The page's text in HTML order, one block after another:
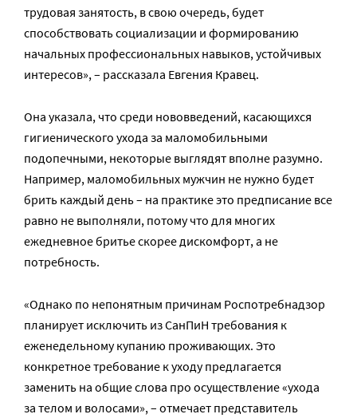
трудовая занятость, в свою очередь, будет
способствовать социализации и формированию
начальных профессиональных навыков, устойчивых
интересов», – рассказала Евгения Кравец.
Она указала, что среди нововведений, касающихся
гигиенического ухода за маломобильными
подопечными, некоторые выглядят вполне разумно.
Например, маломобильных мужчин не нужно будет
брить каждый день – на практике это предписание все
равно не выполняли, потому что для многих
ежедневное бритье скорее дискомфорт, а не
потребность.
«Однако по непонятным причинам Роспотребнадзор
планирует исключить из СанПиН требования к
еженедельному купанию проживающих. Это
конкретное требование к уходу предлагается
заменить на общие слова про осуществление «ухода
за телом и волосами», – отмечает представитель